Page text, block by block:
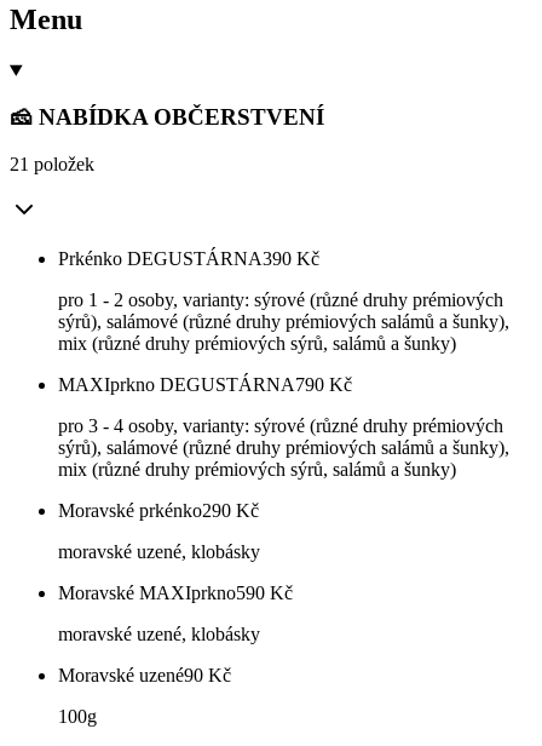
Menu
🧀 NABÍDKA OBČERSTVENÍ
21 položek
Prkénko DEGUSTÁRNA390 Kč
pro 1 - 2 osoby, varianty: sýrové (různé druhy prémiových
sýrů), salámové (různé druhy prémiových salámů a šunky),
mix (různé druhy prémiových sýrů, salámů a šunky)
MAXIprkno DEGUSTÁRNA790 Kč
pro 3 - 4 osoby, varianty: sýrové (různé druhy prémiových
sýrů), salámové (různé druhy prémiových salámů a šunky),
mix (různé druhy prémiových sýrů, salámů a šunky)
Moravské prkénko290 Kč
moravské uzené, klobásky
Moravské MAXIprkno590 Kč
moravské uzené, klobásky
Moravské uzené90 Kč
100g